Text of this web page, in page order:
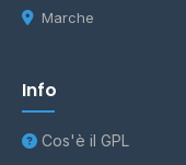
Marche
Info
Cos'è il GPL